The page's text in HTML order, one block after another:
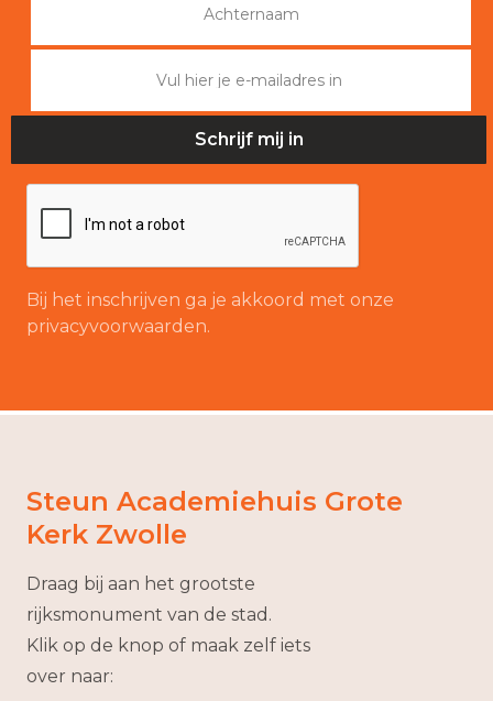
Bij het inschrijven ga je akkoord met onze
privacyvoorwaarden.
Steun Academiehuis Grote
Kerk Zwolle
Draag bij aan het grootste
rijksmonument van de stad.
Klik op de knop of maak zelf iets
over naar: